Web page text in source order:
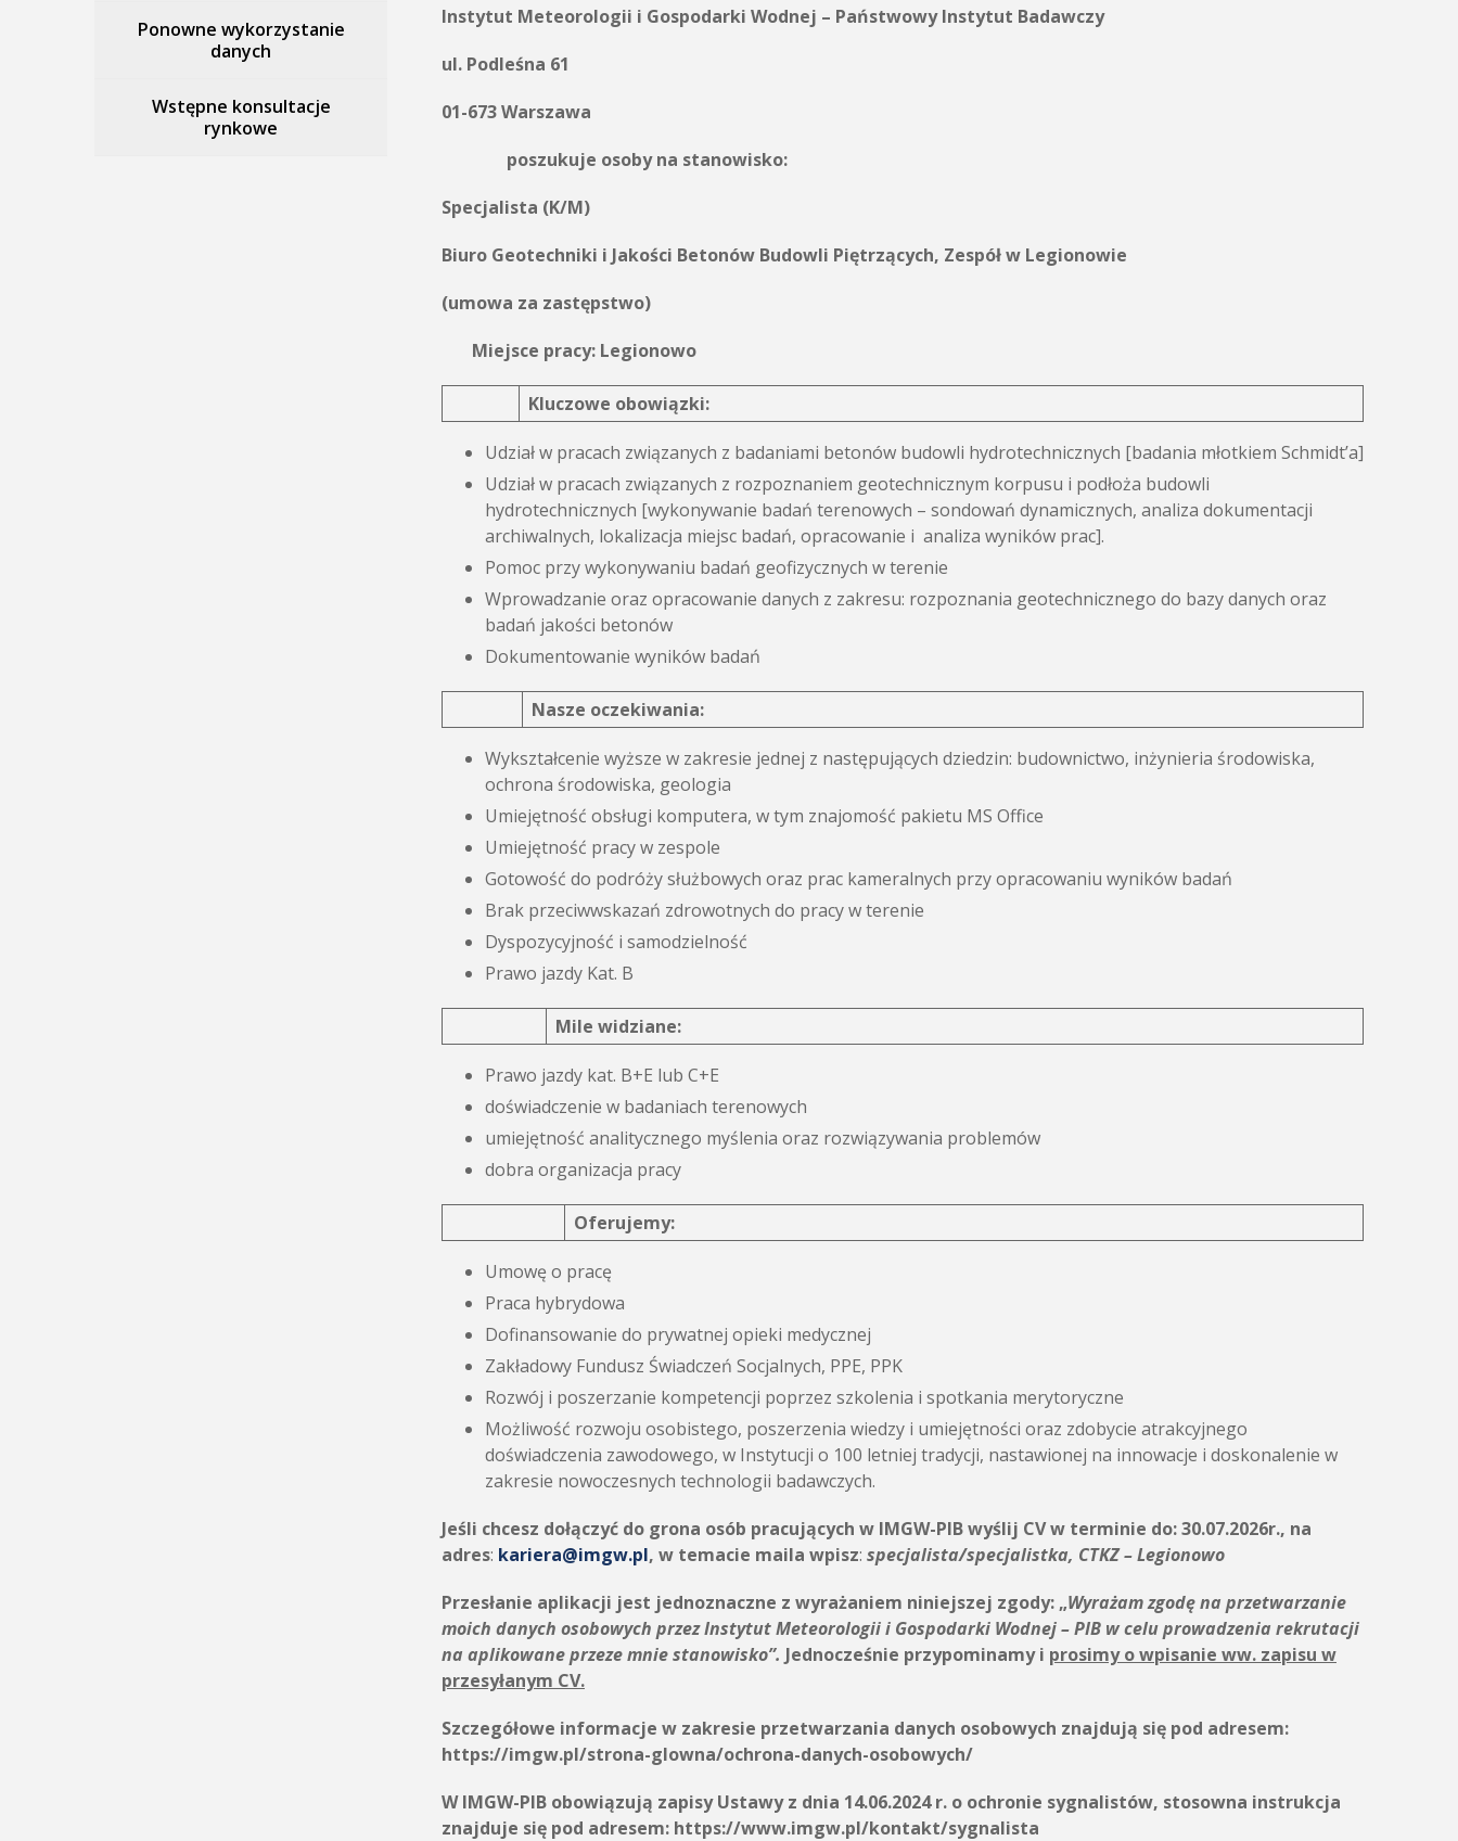
Ponowne wykorzystanie
danych
Wstępne konsultacje
rynkowe
Instytut Meteorologii i Gospodarki Wodnej – Państwowy Instytut Badawczy
ul. Podleśna 61
01-673 Warszawa
poszukuje osoby na stanowisko:
Specjalista (K/M)
Biuro Geotechniki i Jakości Betonów Budowli Piętrzących, Zespół w Legionowie
(umowa za zastępstwo)
Miejsce pracy: Legionowo
Kluczowe obowiązki:
Udział w pracach związanych z badaniami betonów budowli hydrotechnicznych [badania młotkiem Schmidt’a]
Udział w pracach związanych z rozpoznaniem geotechnicznym korpusu i podłoża budowli
hydrotechnicznych [wykonywanie badań terenowych – sondowań dynamicznych, analiza dokumentacji
archiwalnych, lokalizacja miejsc badań, opracowanie i analiza wyników prac].
Pomoc przy wykonywaniu badań geofizycznych w terenie
Wprowadzanie oraz opracowanie danych z zakresu: rozpoznania geotechnicznego do bazy danych oraz
badań jakości betonów
Dokumentowanie wyników badań
Nasze oczekiwania:
Wykształcenie wyższe w zakresie jednej z następujących dziedzin: budownictwo, inżynieria środowiska,
ochrona środowiska, geologia
Umiejętność obsługi komputera, w tym znajomość pakietu MS Office
Umiejętność pracy w zespole
Gotowość do podróży służbowych oraz prac kameralnych przy opracowaniu wyników badań
Brak przeciwwskazań zdrowotnych do pracy w terenie
Dyspozycyjność i samodzielność
Prawo jazdy Kat. B
Mile widziane:
Prawo jazdy kat. B+E lub C+E
doświadczenie w badaniach terenowych
umiejętność analitycznego myślenia oraz rozwiązywania problemów
dobra organizacja pracy
Oferujemy:
Umowę o pracę
Praca hybrydowa
Dofinansowanie do prywatnej opieki medycznej
Zakładowy Fundusz Świadczeń Socjalnych, PPE, PPK
Rozwój i poszerzanie kompetencji poprzez szkolenia i spotkania merytoryczne
Możliwość rozwoju osobistego, poszerzenia wiedzy i umiejętności oraz zdobycie atrakcyjnego
doświadczenia zawodowego, w Instytucji o 100 letniej tradycji, nastawionej na innowacje i doskonalenie w
zakresie nowoczesnych technologii badawczych.
Jeśli chcesz dołączyć do grona osób pracujących w IMGW-PIB wyślij CV w terminie do:30.07.2026r., na
adres: kariera@imgw.pl, w temacie maila wpisz: specjalista/specjalistka, CTKZ – Legionowo
Przesłanie aplikacji jest jednoznaczne z wyrażaniem niniejszej zgody: „Wyrażam zgodę na przetwarzanie
moich danych osobowych przezInstytut Meteorologii i Gospodarki Wodnej – PIB w celu prowadzenia rekrutacji
na aplikowane przeze mnie stanowisko”. Jednocześnie przypominamy i prosimy o wpisanie ww. zapisu w
przesyłanym CV.
Szczegółowe informacje w zakresie przetwarzania danych osobowych znajdują się pod adresem:
https://imgw.pl/strona-glowna/ochrona-danych-osobowych/
W IMGW-PIB obowiązują zapisy Ustawy z dnia 14.06.2024 r. o ochronie sygnalistów, stosowna instrukcja
znajduje się pod adresem: https://www.imgw.pl/kontakt/sygnalista